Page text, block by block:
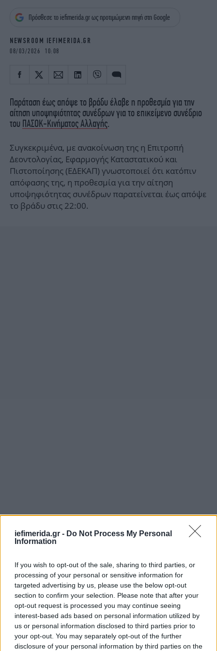
iefimerida.gr - Do Not Process My Personal
Information
If you wish to opt-out of the sale, sharing to third parties, or
processing of your personal or sensitive information for
targeted advertising by us, please use the below opt-out
section to confirm your selection. Please note that after your
opt-out request is processed you may continue seeing
interest-based ads based on personal information utilized by
us or personal information disclosed to third parties prior to
your opt-out. You may separately opt-out of the further
disclosure of your personal information by third parties on the
OSCARS
THE OCEAN
Πρόσθεσε το iefimerida.gr ως προτιμώμενη πηγή στη Google
NEWSROOM IEFIMERIDA.GR
08/03/2026 10:08
Παράταση έως απόψε το βράδυ έλαβε η προθεσμία για την
αίτηση υποψηφιότητας συνέδρων για το επικείμενο συνέδριο
του ΠΑΣΟΚ-Κινήματος Αλλαγής.
Συγκεκριμένα, με ανακοίνωση της η Επιτροπή
Δεοντολογίας, Εφαρμογής Καταστατικού και
Πιστοποίησης (ΕΔΕΚΑΠ) γνωστοποιεί ότι κατόπιν
απόφασης της, η προθεσμία για την αίτηση
υποψηφιότητας συνέδρων παρατείνεται έως απόψε
το βράδυ στις 22:00.
Ακολουθήστε το στο Google Newsκαι μάθετε
πρώτοι όλες τις ειδήσεις
Δείτε όλες τις τελευταίες Ειδήσεις
από την Ελλάδα και τον Κόσμο,
στο